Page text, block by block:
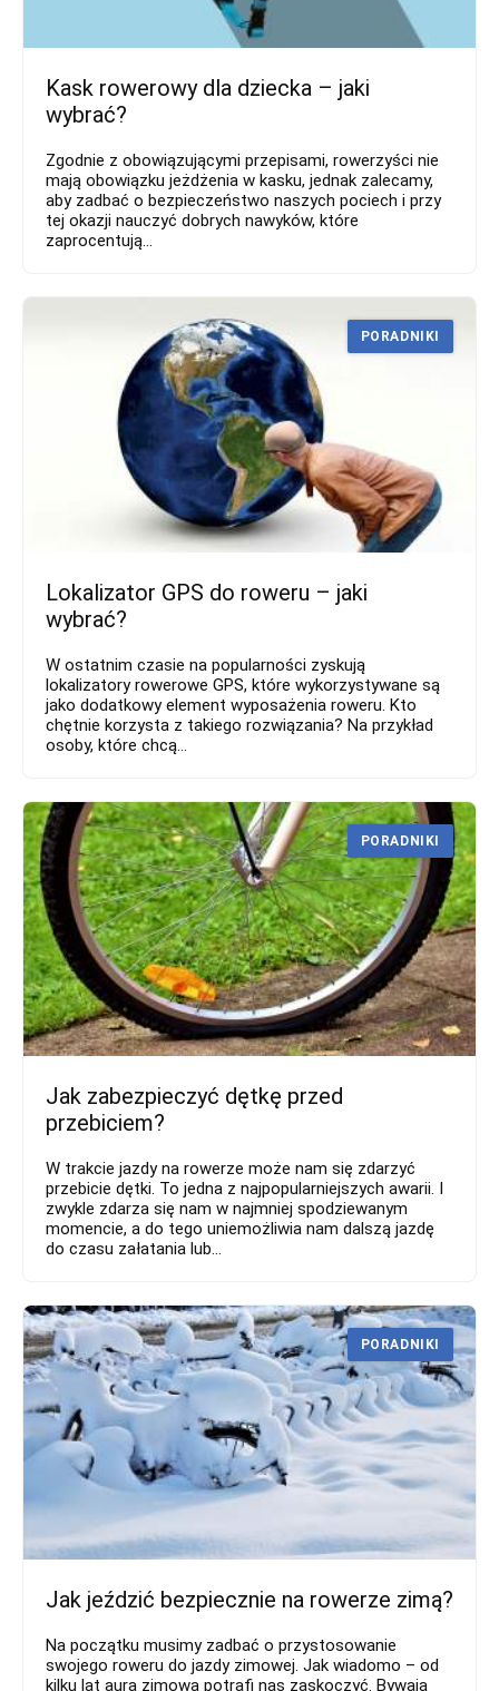
Kask rowerowy dla dziecka – jaki
wybrać?
Zgodnie z obowiązującymi przepisami, rowerzyści nie
mają obowiązku jeżdżenia w kasku, jednak zalecamy,
aby zadbać o bezpieczeństwo naszych pociech i przy
tej okazji nauczyć dobrych nawyków, które
zaprocentują...
Lokalizator GPS do roweru – jaki
wybrać?
W ostatnim czasie na popularności zyskują
lokalizatory rowerowe GPS, które wykorzystywane są
jako dodatkowy element wyposażenia roweru. Kto
chętnie korzysta z takiego rozwiązania? Na przykład
osoby, które chcą...
PORADNIKI
Jak zabezpieczyć dętkę przed
przebiciem?
W trakcie jazdy na rowerze może nam się zdarzyć
przebicie dętki. To jedna z najpopularniejszych awarii. I
zwykle zdarza się nam w najmniej spodziewanym
momencie, a do tego uniemożliwia nam dalszą jazdę
do czasu załatania lub...
PORADNIKI
Jak jeździć bezpiecznie na rowerze zimą?
Na początku musimy zadbać o przystosowanie
swojego roweru do jazdy zimowej. Jak wiadomo – od
kilku lat aura zimowa potrafi nas zaskoczyć. Bywają
PORADNIKI